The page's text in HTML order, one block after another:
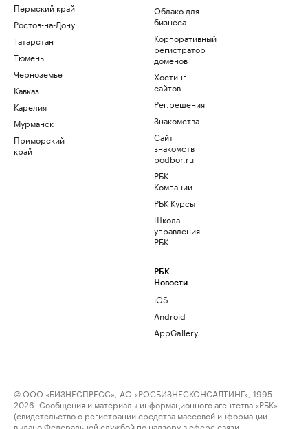
Пермский край
Ростов-на-Дону
Татарстан
Тюмень
Черноземье
Кавказ
Карелия
Мурманск
Приморский
край
Облако для
бизнеса
Корпоративный
регистратор
доменов
Хостинг
сайтов
Рег.решения
Знакомства
Сайт
знакомств
podbor.ru
РБК
Компании
РБК Курсы
Школа
управления
РБК
РБК
Новости
iOS
Android
AppGallery
© ООО «БИЗНЕСПРЕСС», АО «РОСБИЗНЕСКОНСАЛТИНГ», 1995–
2026. Сообщения и материалы информационного агентства «РБК»
(свидетельство о регистрации средства массовой информации
выдано Федеральной службой по надзору в сфере связи,